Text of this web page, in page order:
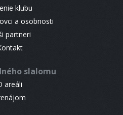
klubu
a osobnosti
partneri
slalomu
areáli